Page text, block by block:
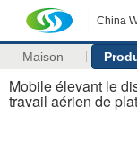
China
Maison
Mobile élevant le
travail aérien de